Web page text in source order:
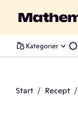
Kategorier
Start / Recept /